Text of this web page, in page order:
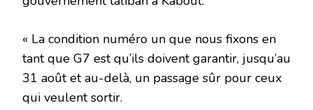
« La condition numéro un que nous fixons en
tant que G7 est qu’ils doivent garantir, jusqu’au
31 août et au-delà, un passage sûr pour ceux
qui veulent sortir.